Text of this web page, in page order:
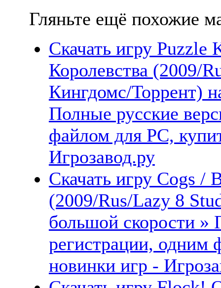
Гляньте ещё похожие
Скачать игру Puzzle
Королевства (2009/
Кингдомс/Торрент)
Полные русские
файлом для PC,
Игрозавод.ру
Скачать игру Cogs /
(2009/Rus/Lazy 8
большой скорости »
регистрации, одним
новинки игр -